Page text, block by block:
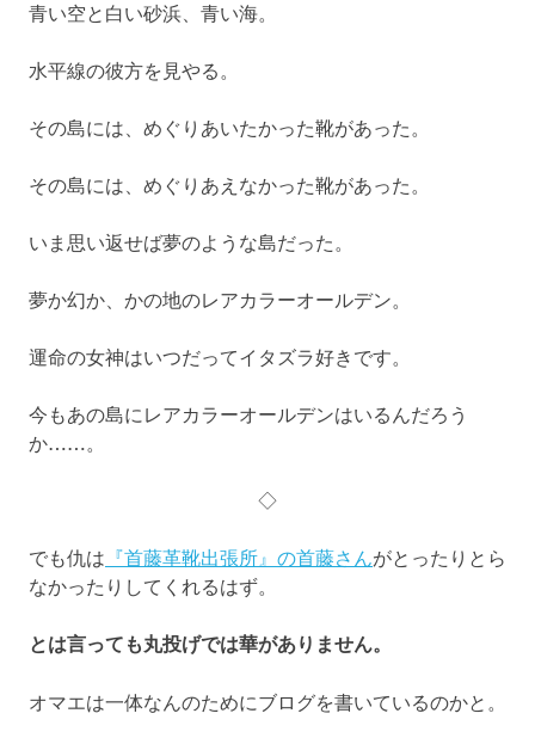
青い空と白い砂浜、青い海。
水平線の彼方を見やる。
その島には、めぐりあいたかった靴があった。
その島には、めぐりあえなかった靴があった。
いま思い返せば夢のような島だった。
夢か幻か、かの地のレアカラーオールデン。
運命の女神はいつだってイタズラ好きです。
今もあの島にレアカラーオールデンはいるんだろう
か……。
◇
でも仇は 『首藤革靴出張所』の首藤さん がとったりとら
なかったりしてくれるはず。
とは言っても丸投げでは華がありません。
オマエは一体なんのためにブログを書いているのかと。